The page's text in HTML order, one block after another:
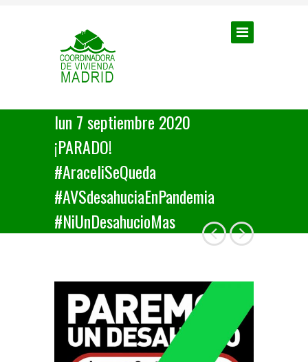
lun 7 septiembre 2020
¡PARADO!
#AraceliSeQueda
#AVSdesahuciaEnPandemia
#NiUnDesahucioMas